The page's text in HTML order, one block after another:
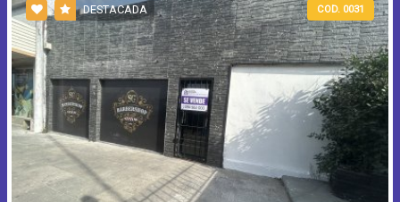
DESTACADA COD. 0031